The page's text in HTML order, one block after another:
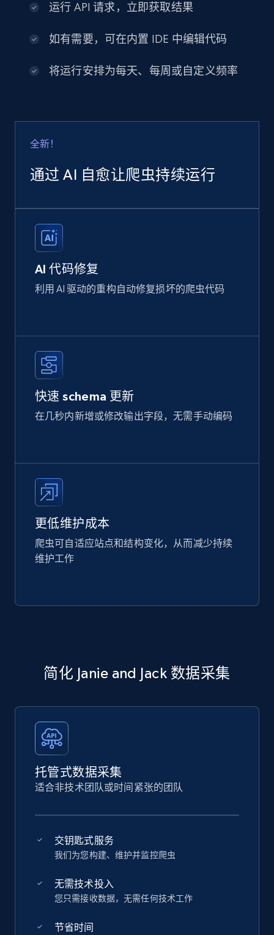
运行 API 请求，立即获取结果
如有需要，可在内置 IDE 中编辑代码
将运行安排为每天、每周或自定义频率
全新！
通过 AI 自愈让爬虫持续运行
AI 代码修复
利用 AI 驱动的重构自动修复损坏的爬虫代码
快速 schema 更新
在几秒内新增或修改输出字段，无需手动编码
更低维护成本
爬虫可自适应站点和结构变化，从而减少持续
维护工作
简化 Janie and Jack 数据采集
托管式数据采集
适合非技术团队或时间紧张的团队
交钥匙式服务
我们为您构建、维护并监控爬虫
无需技术投入
您只需接收数据，无需任何技术工作
节省时间